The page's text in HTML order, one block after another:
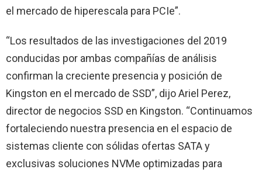
el mercado de hiperescala para PCIe”.
“Los resultados de las investigaciones del 2019
conducidas por ambas compañías de análisis
confirman la creciente presencia y posición de
Kingston en el mercado de SSD”, dijo Ariel Perez,
director de negocios SSD en Kingston. “Continuamos
fortaleciendo nuestra presencia en el espacio de
sistemas cliente con sólidas ofertas SATA y
exclusivas soluciones NVMe optimizadas para